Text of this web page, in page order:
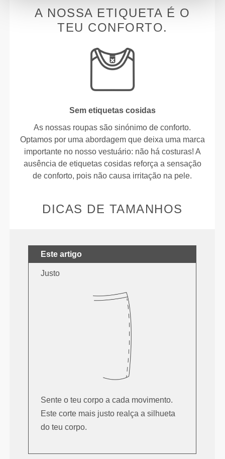
A NOSSA ETIQUETA É O
TEU CONFORTO.
Sem etiquetas cosidas
As nossas roupas são sinónimo de conforto.
Optamos por uma abordagem que deixa uma marca
importante no nosso vestuário: não há costuras! A
ausência de etiquetas cosidas reforça a sensação
de conforto, pois não causa irritação na pele.
DICAS DE TAMANHOS
Este artigo
Justo
Sente o teu corpo a cada movimento.
Este corte mais justo realça a silhueta
do teu corpo.